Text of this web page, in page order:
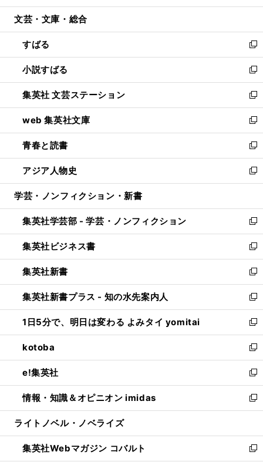
開
ウ
開
く
ン
ウ
で
開
く
ウ
ン
ド
ウ
で
開
く
文芸・文庫・総合
すばる
新
し
い
ウ
ィ
ン
ド
ウ
で
開
く
小説すばる
新
し
い
ウ
ィ
ン
ド
ウ
で
開
集英社 文芸ステーション
新
し
い
ウ
ィ
ン
ド
ウ
開
く
web 集英社文庫
新
し
い
ウ
ィ
ン
ウ
で
開
く
青春と読書
新
し
い
ウ
ン
ド
ウ
で
開
く
アジア人物史
新
し
ウ
ィ
ン
ド
ウ
で
開
く
学芸・ノンフィクション・新書
集英社学芸部 - 学芸・ノンフィクション
新
し
い
ウ
ィ
ン
ド
ウ
で
開
く
集英社ビジネス書
新
し
い
ウ
ィ
ン
ド
ウ
で
開
く
集英社新書
新
し
い
ウ
ィ
ン
ド
ウ
で
開
く
集英社新書プラス - 知の水先案内人
新
し
い
ウ
ィ
ン
ド
ウ
で
開
1日5分で、明日は変わる よみタイ yomitai
新
し
い
ウ
ィ
ン
ド
ウ
開
く
kotoba
新
し
い
ウ
ィ
ン
ウ
で
e!集英社
新
し
い
ウ
ン
ド
情報・知識＆オピニオン imidas
新
し
ウ
ィ
ライトノベル・ノベライズ
集英社Webマガジン コバルト
新